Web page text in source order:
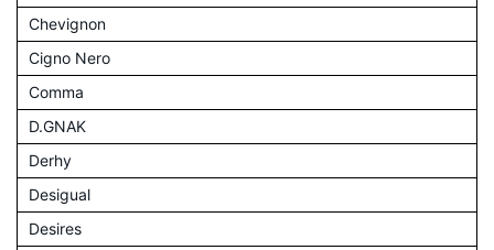
Chevignon
Cigno Nero
Comma
D.GNAK
Derhy
Desigual
Desires